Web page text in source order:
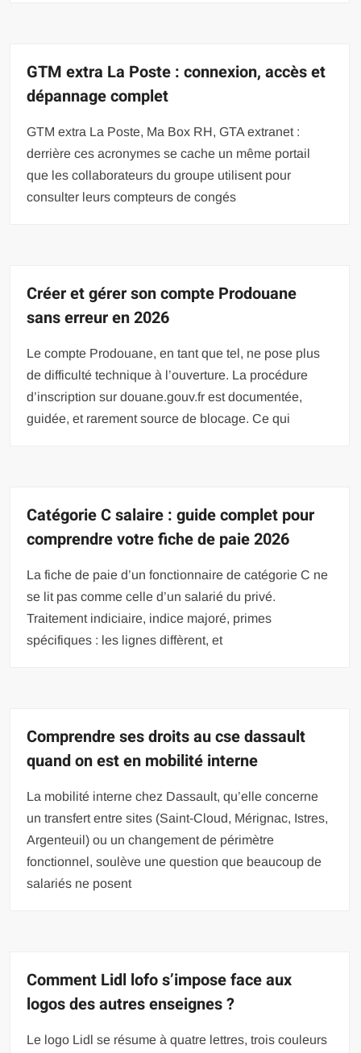
GTM extra La Poste : connexion, accès et
dépannage complet
GTM extra La Poste, Ma Box RH, GTA extranet :
derrière ces acronymes se cache un même portail
que les collaborateurs du groupe utilisent pour
consulter leurs compteurs de congés
Créer et gérer son compte Prodouane
sans erreur en 2026
Le compte Prodouane, en tant que tel, ne pose plus
de difficulté technique à l’ouverture. La procédure
d’inscription sur douane.gouv.fr est documentée,
guidée, et rarement source de blocage. Ce qui
Catégorie C salaire : guide complet pour
comprendre votre fiche de paie 2026
La fiche de paie d’un fonctionnaire de catégorie C ne
se lit pas comme celle d’un salarié du privé.
Traitement indiciaire, indice majoré, primes
spécifiques : les lignes diffèrent, et
Comprendre ses droits au cse dassault
quand on est en mobilité interne
La mobilité interne chez Dassault, qu’elle concerne
un transfert entre sites (Saint-Cloud, Mérignac, Istres,
Argenteuil) ou un changement de périmètre
fonctionnel, soulève une question que beaucoup de
salariés ne posent
Comment Lidl lofo s’impose face aux
logos des autres enseignes ?
Le logo Lidl se résume à quatre lettres, trois couleurs